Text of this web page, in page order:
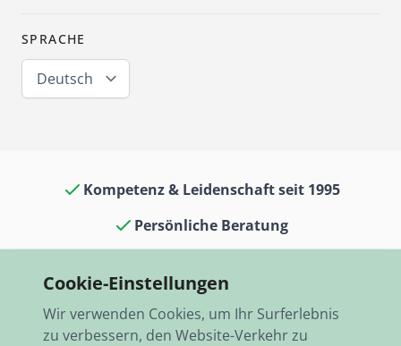
SPRACHE
Deutsch
Kompetenz & Leidenschaft seit 1995
Persönliche Beratung
13.000 Artikel auf Lager
Schneller Versand, weltweit
Cookie-Einstellungen
Wir verwenden Cookies, um Ihr Surferlebnis
zu verbessern, den Website-Verkehr zu